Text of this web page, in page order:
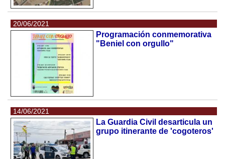
20/06/2021
Programación conmemorativa
"Beniel con orgullo"
14/06/2021
La Guardia Civil desarticula un
grupo itinerante de 'cogoteros'